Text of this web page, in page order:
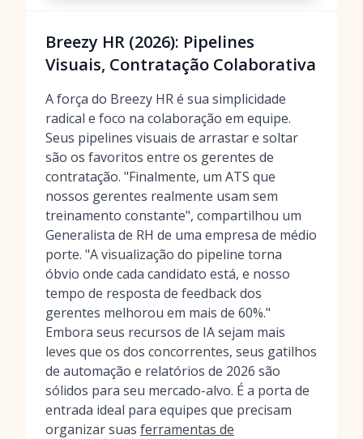
Breezy HR (2026): Pipelines
Visuais, Contratação Colaborativa
A força do Breezy HR é sua simplicidade
radical e foco na colaboração em equipe.
Seus pipelines visuais de arrastar e soltar
são os favoritos entre os gerentes de
contratação. "Finalmente, um ATS que
nossos gerentes realmente usam sem
treinamento constante", compartilhou um
Generalista de RH de uma empresa de médio
porte. "A visualização do pipeline torna
óbvio onde cada candidato está, e nosso
tempo de resposta de feedback dos
gerentes melhorou em mais de 60%."
Embora seus recursos de IA sejam mais
leves que os dos concorrentes, seus gatilhos
de automação e relatórios de 2026 são
sólidos para seu mercado-alvo. É a porta de
entrada ideal para equipes que precisam
organizar suas ferramentas de